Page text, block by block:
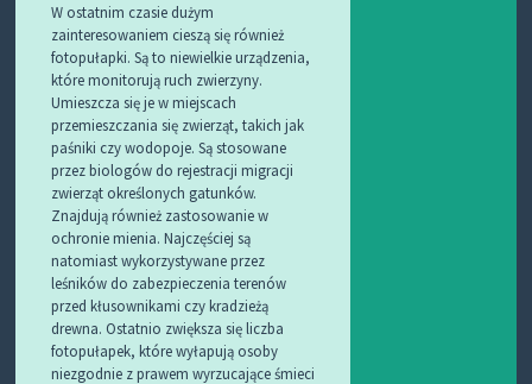
W ostatnim czasie dużym
zainteresowaniem cieszą się również
fotopułapki. Są to niewielkie urządzenia,
które monitorują ruch zwierzyny.
Umieszcza się je w miejscach
przemieszczania się zwierząt, takich jak
paśniki czy wodopoje. Są stosowane
przez biologów do rejestracji migracji
zwierząt określonych gatunków.
Znajdują również zastosowanie w
ochronie mienia. Najczęściej są
natomiast wykorzystywane przez
leśników do zabezpieczenia terenów
przed kłusownikami czy kradzieżą
drewna. Ostatnio zwiększa się liczba
fotopułapek, które wyłapują osoby
niezgodnie z prawem wyrzucające śmieci